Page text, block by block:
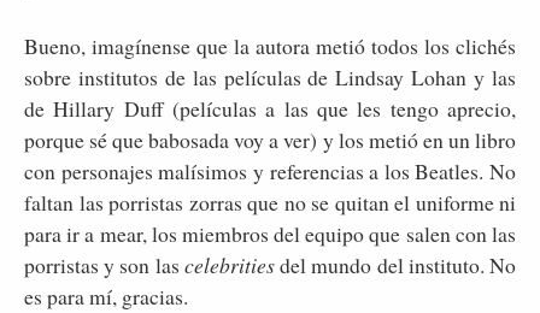
Bueno, imagínense que la autora metió todos los clichés
sobre institutos de las películas de Lindsay Lohan y las
de Hillary Duff (películas a las que les tengo aprecio,
porque sé que babosada voy a ver) y los metió en un libro
con personajes malísimos y referencias a los Beatles. No
faltan las porristas zorras que no se quitan el uniforme ni
para ir a mear, los miembros del equipo que salen con las
porristas y son las celebritiesdel mundo del instituto. No
es para mí, gracias.